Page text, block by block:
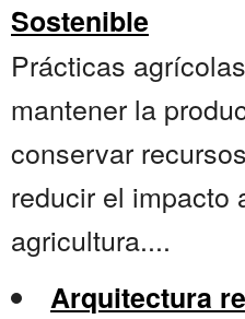
Sostenible
Prácticas
mantener la
conservar
reducir el impacto
agricultura....
Arquitectura